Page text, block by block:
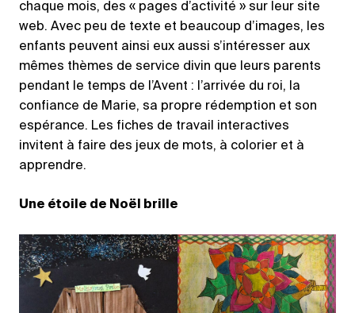
chaque mois, des « pages d’activité » sur leur site
web. Avec peu de texte et beaucoup d’images, les
enfants peuvent ainsi eux aussi s’intéresser aux
mêmes thèmes de service divin que leurs parents
pendant le temps de l’Avent : l’arrivée du roi, la
confiance de Marie, sa propre rédemption et son
espérance. Les fiches de travail interactives
invitent à faire des jeux de mots, à colorier et à
apprendre.
Une étoile de Noël brille